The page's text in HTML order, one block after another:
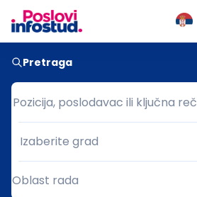
Pretraga
Pozicija, poslodavac ili ključna reč
Pozicija, poslodavac ili ključna reč
Grad
Izaberite grad
Oblast rada